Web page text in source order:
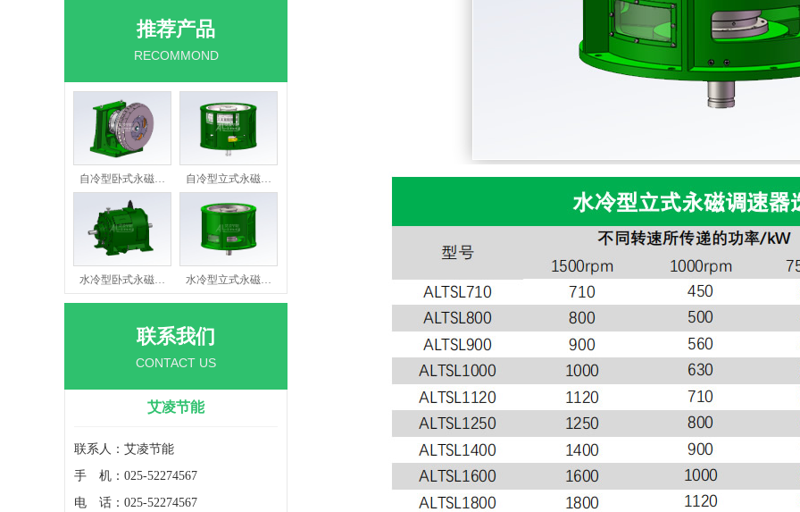
推荐产品
RECOMMOND
自冷型卧式永磁… 自冷型立式永磁…
水冷型卧式永磁… 水冷型立式永磁…
联系我们
CONTACT US
艾凌节能
联系人：艾凌节能
手 机：025-52274567
电 话：025-52274567